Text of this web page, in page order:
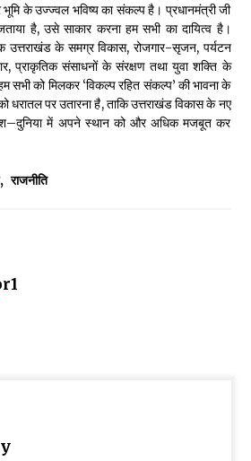
भूमि के उज्ज्वल भविष्य का संकल्प है। प्रधानमंत्री जी
है, उसे साकार करना हम सभी का दायित्व है।
के समग्र विकास, रोजगार-सृजन, पर्यटन
प्राकृतिक संसाधनों के संरक्षण तथा युवा शक्ति के
सभी को मिलकर ‘विकल्प रहित संकल्प’ की भावना के
धरातल पर उतारना है, ताकि उत्तराखंड विकास के नए
देश–दुनिया में अपने स्थान को और अधिक मजबूत कर
, राजनीति